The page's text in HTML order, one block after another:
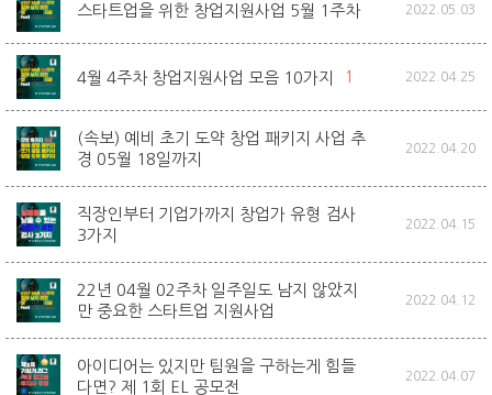
스타트업을 위한 창업지원사업 5월 1주차 2022.05.03
4월 4주차 창업지원사업 모음 10가지 1 2022.04.25
(속보) 예비 초기 도약 창업 패키지 사업 추
경 05월 18일까지
2022.04.20
직장인부터 기업가까지 창업가 유형 검사
3가지
2022.04.15
22년 04월 02주차 일주일도 남지 않았지
만 중요한 스타트업 지원사업
2022.04.12
아이디어는 있지만 팀원을 구하는게 힘들
다면? 제 1회 EL 공모전
2022.04.07